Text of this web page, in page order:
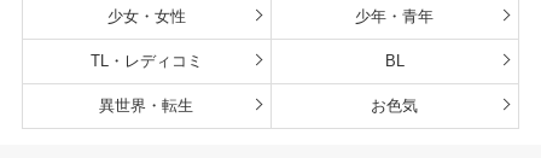
少女・女性 少年・青年
TL・レディコミ BL
異世界・転生 お色気